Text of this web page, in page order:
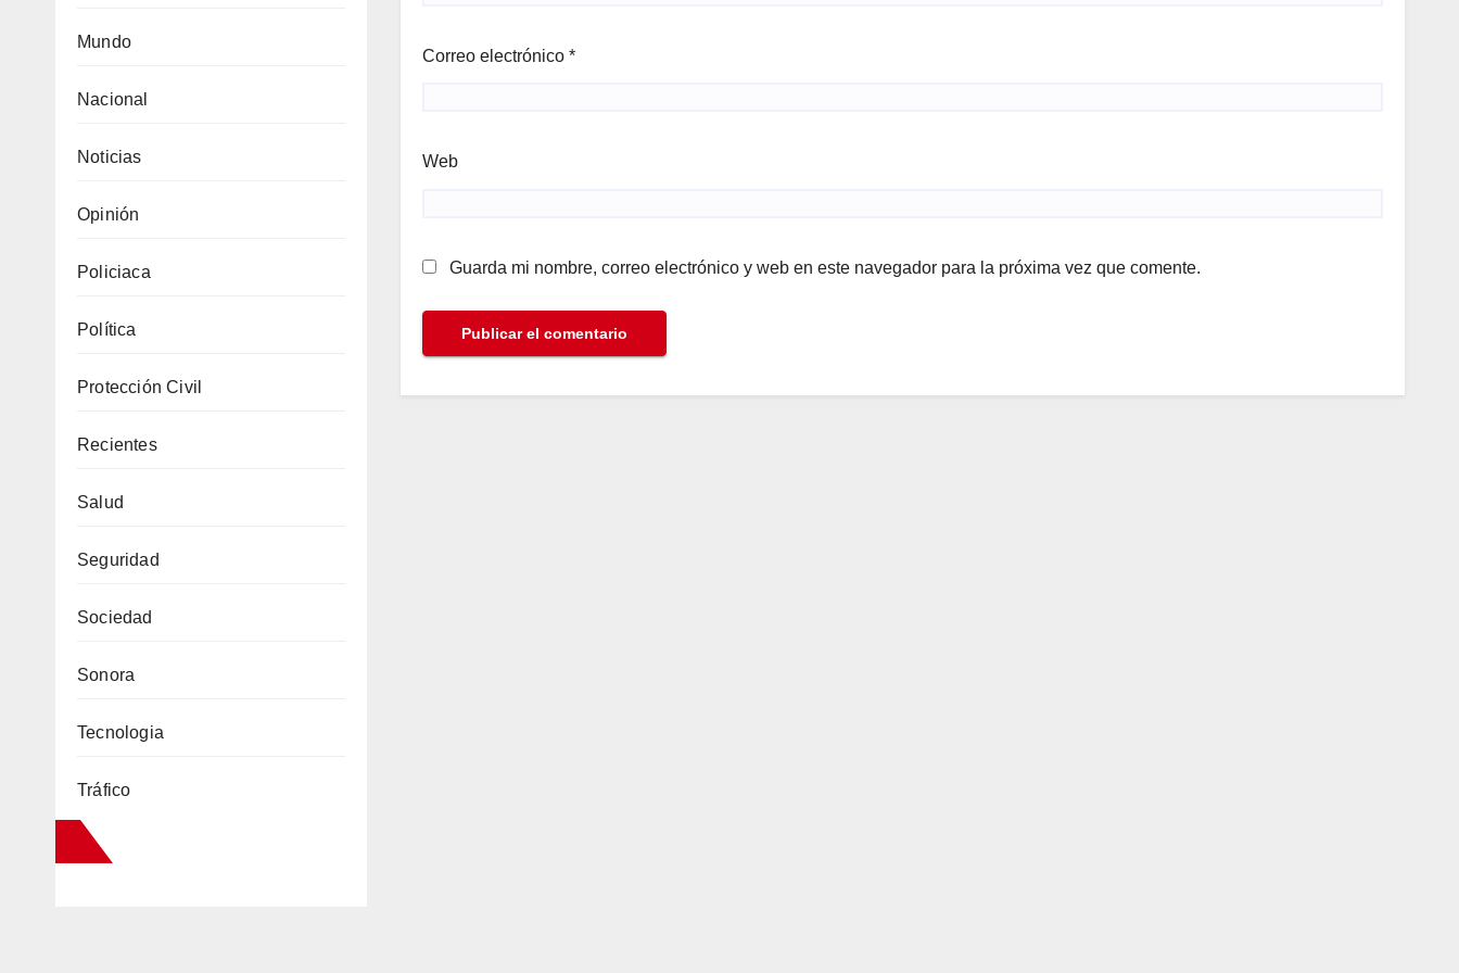
Mundo
Nacional
Noticias
Opinión
Policiaca
Política
Protección Civil
Recientes
Salud
Seguridad
Sociedad
Sonora
Tecnologia
Tráfico
Correo electrónico *
Web
Guarda mi nombre, correo electrónico y web en este navegador para la próxima vez que comente.